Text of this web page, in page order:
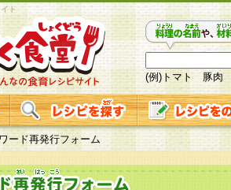
ト
(例)トマト 豚肉
ード再発行フォーム